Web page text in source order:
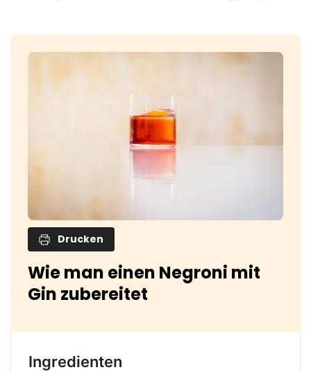
Drucken
Wie man einen Negroni mit
Gin zubereitet
Ingredienten